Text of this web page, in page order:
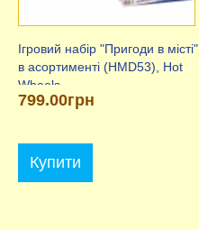
Ігровий набір "Пригоди в місті"
в асортименті (HMD53), Hot
Wheels
799.00грн
Купити